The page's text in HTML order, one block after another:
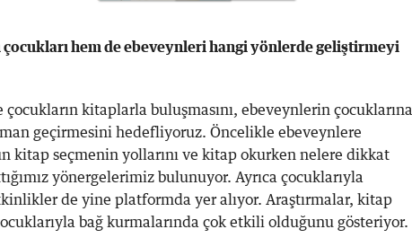
hem de ebeveynleri hangi yönlerde geliştirmeyi
kitaplarla buluşmasını, ebeveynlerin çocuklarına
geçirmesini hedefliyoruz. Öncelikle ebeveynlere
kitap seçmenin yollarını ve kitap okurken nelere dikkat
yönergelerimiz bulunuyor. Ayrıca çocuklarıyla
de yine platformda yer alıyor. Araştırmalar, kitap
bağ kurmalarında çok etkili olduğunu gösteriyor.